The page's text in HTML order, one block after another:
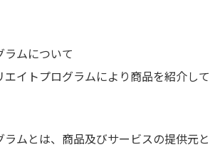
ムについて
イトプログラムにより商品を紹介して
ムとは、商品及びサービスの提供元と